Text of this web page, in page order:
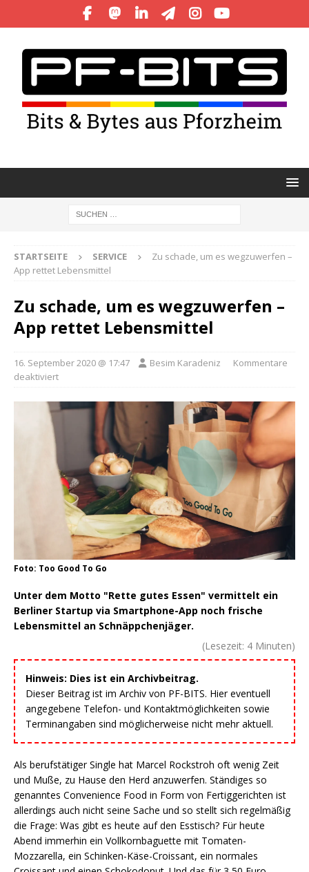
STARTSEITE SERVICE
Zu schade, um es wegzuwerfen –
App rettet Lebensmittel
Zu schade, um es wegzuwerfen –
App rettet Lebensmittel
16. September 2020 @ 17:47 Besim Karadeniz
Kommentare
deaktiviert
Foto: Too Good To Go
Unter dem Motto "Rette gutes Essen" vermittelt ein
Berliner Startup via Smartphone-App noch frische
Lebensmittel an Schnäppchenjäger.
(Lesezeit: 4 Minuten)
Hinweis: Dies ist ein Archivbeitrag.
Dieser Beitrag ist im Archiv von PF-BITS. Hier eventuell
angegebene Telefon- und Kontaktmöglichkeiten sowie
Terminangaben sind möglicherweise nicht mehr aktuell.
Als berufstätiger Single hat Marcel Rockstroh oft wenig Zeit
und Muße, zu Hause den Herd anzuwerfen. Ständiges so
genanntes Convenience Food in Form von Fertiggerichten ist
allerdings auch nicht seine Sache und so stellt sich regelmäßig
die Frage: Was gibt es heute auf den Esstisch? Für heute
Abend immerhin ein Vollkornbaguette mit Tomaten-
Mozzarella, ein Schinken-Käse-Croissant, ein normales